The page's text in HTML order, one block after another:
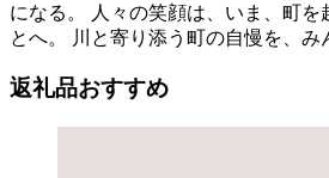
になる。 人々の笑顔は、いま、町を
とへ。 川と寄り添う町の自慢を、み
返礼品おすすめ